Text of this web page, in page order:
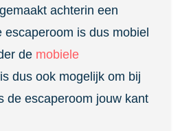
achterin een
is dus mobiel
de mobiele
dus ook mogelijk om bij
de escaperoom jouw kant